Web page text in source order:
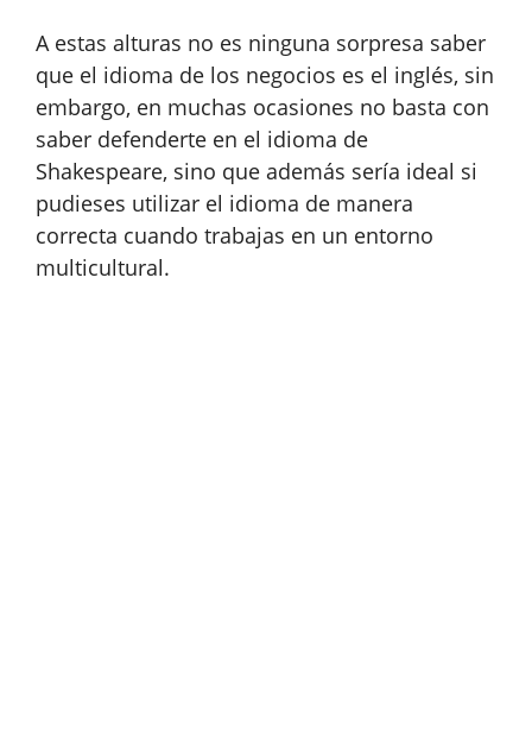
A estas alturas no es ninguna sorpresa saber
que el idioma de los negocios es el inglés, sin
embargo, en muchas ocasiones no basta con
saber defenderte en el idioma de
Shakespeare, sino que además sería ideal si
pudieses utilizar el idioma de manera
correcta cuando trabajas en un entorno
multicultural.